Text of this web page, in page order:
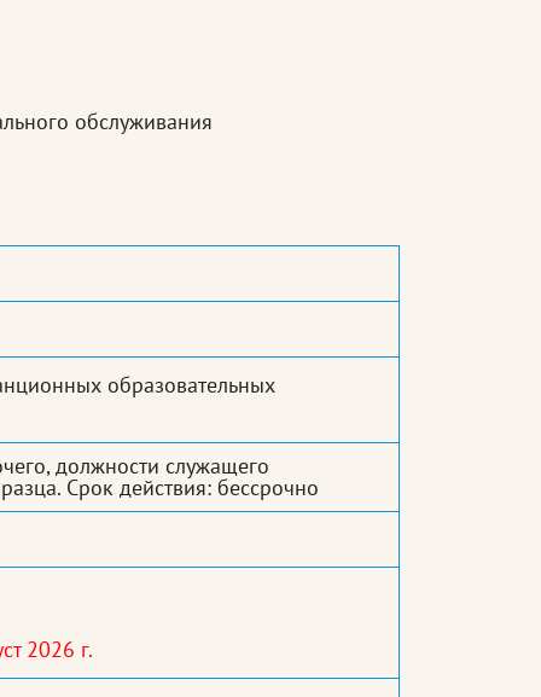
обслуживания
образовательных
должности служащего
Срок действия: бессрочно
2026 г.